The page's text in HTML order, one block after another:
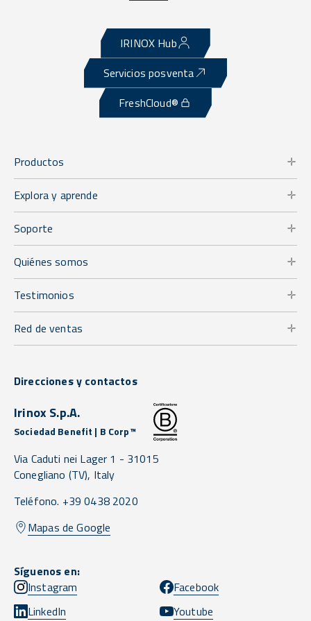
IRINOX Hub
Servicios posventa
FreshCloud®
Productos
Explora y aprende
Soporte
Quiénes somos
Testimonios
Red de ventas
Direcciones y contactos
Irinox S.p.A.
Sociedad Benefit | B Corp™
Via Caduti nei Lager 1 - 31015
Conegliano (TV), Italy
Teléfono. +39 0438 2020
Mapas de Google
Síguenos en:
Instagram
Facebook
LinkedIn
Youtube